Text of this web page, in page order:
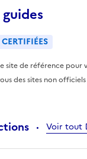
site de référence pour
des sites non
Voir tout